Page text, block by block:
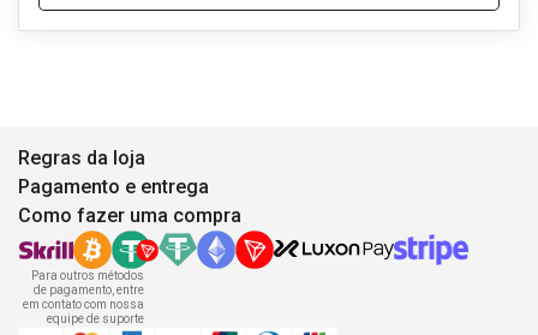
Regras da loja
Pagamento e entrega
Como fazer uma compra
Para outros métodos
de pagamento, entre
em contato com nossa
equipe de suporte